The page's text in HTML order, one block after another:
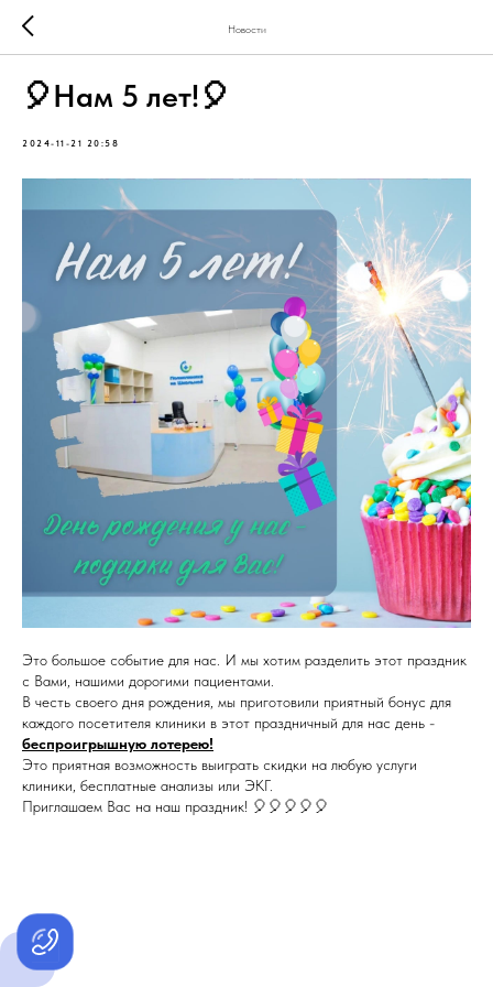
Новости
🎈Нам 5 лет!🎈
2024-11-21 20:58
Это большое событие для нас. И мы хотим разделить этот праздник
с Вами, нашими дорогими пациентами.
В честь своего дня рождения, мы приготовили приятный бонус для
каждого посетителя клиники в этот праздничный для нас день -
беспроигрышную лотерею!
Это приятная возможность выиграть скидки на любую услуги
клиники, бесплатные анализы или ЭКГ.
Приглашаем Вас на наш праздник! 🎈🎈🎈🎈🎈